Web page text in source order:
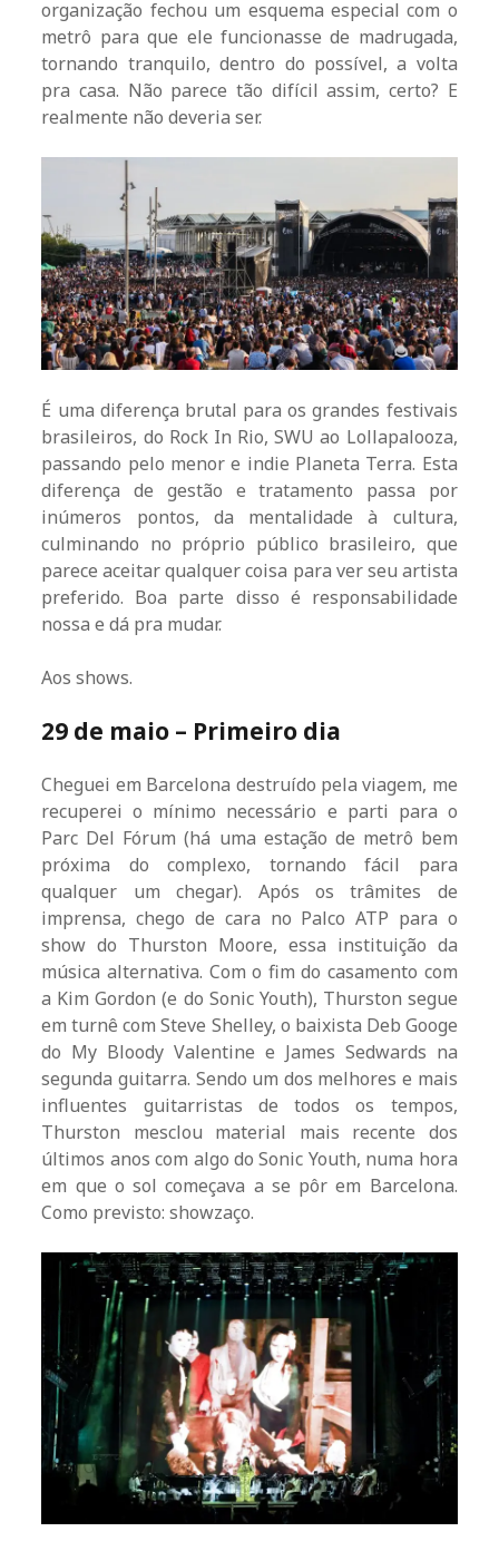
organização fechou um esquema especial com o
metrô para que ele funcionasse de madrugada,
tornando tranquilo, dentro do possível, a volta
pra casa. Não parece tão difícil assim, certo? E
realmente não deveria ser.
É uma diferença brutal para os grandes festivais
brasileiros, do Rock In Rio, SWU ao Lollapalooza,
passando pelo menor e indie Planeta Terra. Esta
diferença de gestão e tratamento passa por
inúmeros pontos, da mentalidade à cultura,
culminando no próprio público brasileiro, que
parece aceitar qualquer coisa para ver seu artista
preferido. Boa parte disso é responsabilidade
nossa e dá pra mudar.
Aos shows.
29 de maio – Primeiro dia
Cheguei em Barcelona destruído pela viagem, me
recuperei o mínimo necessário e parti para o
Parc Del Fórum (há uma estação de metrô bem
próxima do complexo, tornando fácil para
qualquer um chegar). Após os trâmites de
imprensa, chego de cara no Palco ATP para o
show do Thurston Moore, essa instituição da
música alternativa. Com o fim do casamento com
a Kim Gordon (e do Sonic Youth), Thurston segue
em turnê com Steve Shelley, o baixista Deb Googe
do My Bloody Valentine e James Sedwards na
segunda guitarra. Sendo um dos melhores e mais
influentes guitarristas de todos os tempos,
Thurston mesclou material mais recente dos
últimos anos com algo do Sonic Youth, numa hora
em que o sol começava a se pôr em Barcelona.
Como previsto: showzaço.